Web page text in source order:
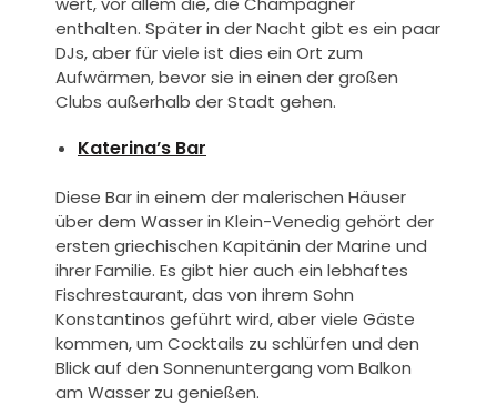
enthalten. Später in der Nacht gibt es ein paar
DJs, aber für viele ist dies ein Ort zum
Aufwärmen, bevor sie in einen der großen
Clubs außerhalb der Stadt gehen.
Katerina’s Bar
Diese Bar in einem der malerischen Häuser
über dem Wasser in Klein-Venedig gehört der
ersten griechischen Kapitänin der Marine und
ihrer Familie. Es gibt hier auch ein lebhaftes
Fischrestaurant, das von ihrem Sohn
Konstantinos geführt wird, aber viele Gäste
kommen, um Cocktails zu schlürfen und den
Blick auf den Sonnenuntergang vom Balkon
am Wasser zu genießen.